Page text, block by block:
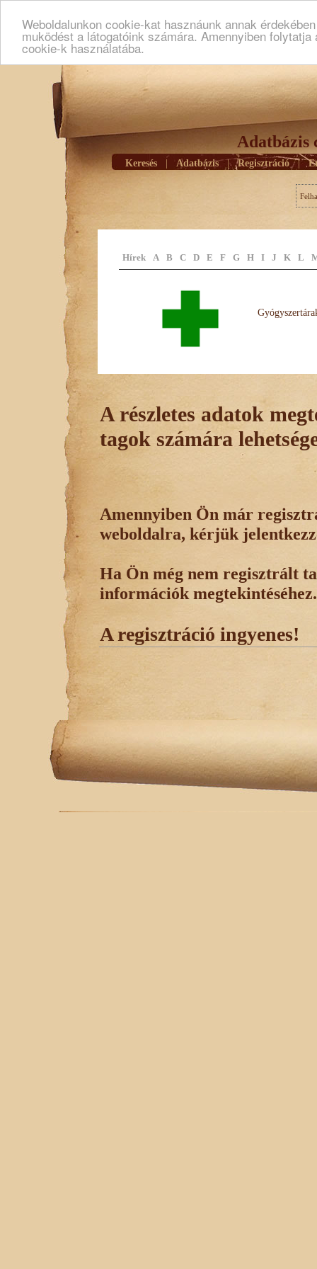
Weboldalunkon cookie-kat hasznáunk annak
muködést a látogatóink számára. Amennyiben
cookie-k használatába.
Adatbázis
Keresés Adatbázis | Regisztráció |
Hírek A B C D E F G H I J K L
A részletes adatok
tagok számára
Amennyiben Ön már
weboldalra, kérjük
Ha Ön még nem regisztrált
információk megtekintéséhez.
A regisztráció ingyenes!